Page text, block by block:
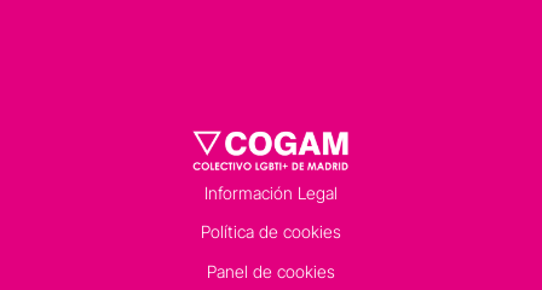
Información Legal
Política de cookies
Panel de cookies